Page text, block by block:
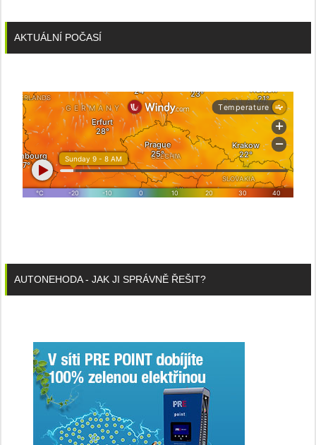
AKTUÁLNÍ POČASÍ
AUTONEHODA - JAK JI SPRÁVNĚ ŘEŠIT?